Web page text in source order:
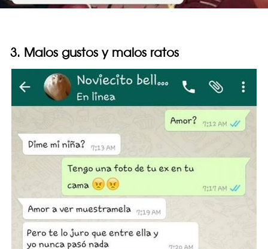
3. Malos gustos y malos ratos